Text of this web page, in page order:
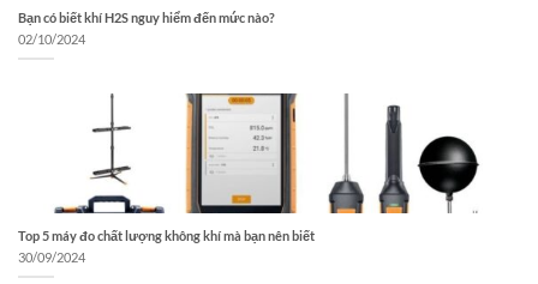
Bạn có biết khí H2S nguy hiểm đến mức nào?
02/10/2024
Top 5 máy đo chất lượng không khí mà bạn nên biết
30/09/2024